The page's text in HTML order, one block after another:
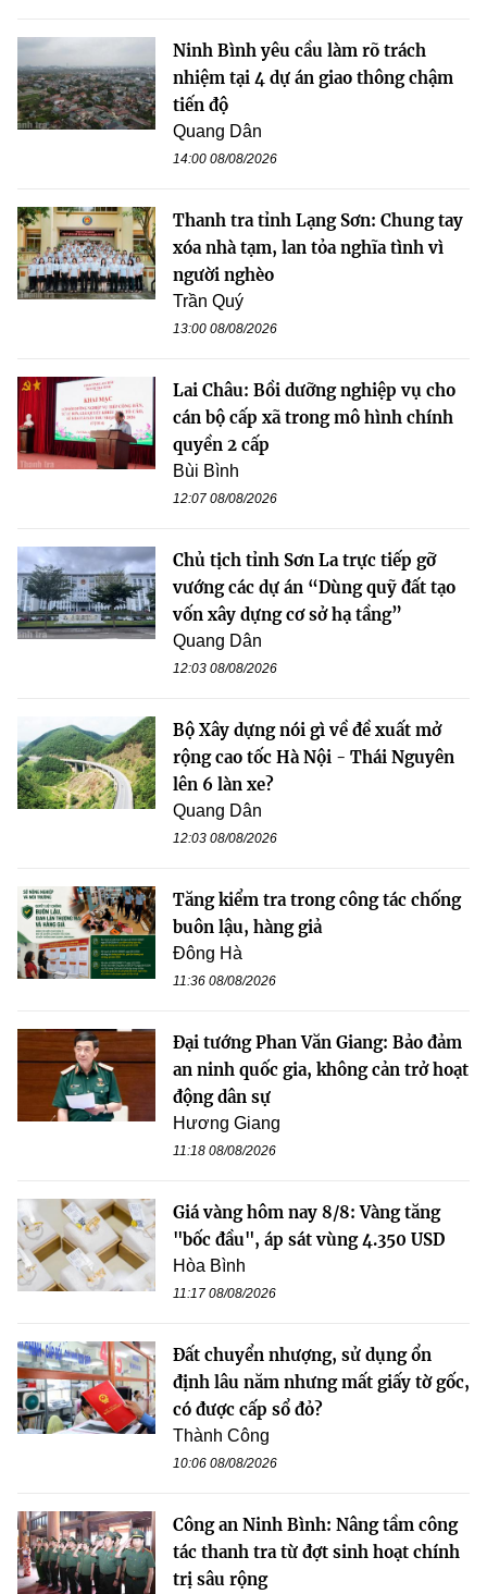
Ninh Bình yêu cầu làm rõ trách
nhiệm tại 4 dự án giao thông chậm
tiến độ
Quang Dân
14:00 08/08/2026
Thanh tra tỉnh Lạng Sơn: Chung tay
xóa nhà tạm, lan tỏa nghĩa tình vì
người nghèo
Trần Quý
13:00 08/08/2026
Lai Châu: Bồi dưỡng nghiệp vụ cho
cán bộ cấp xã trong mô hình chính
quyền 2 cấp
Bùi Bình
12:07 08/08/2026
Chủ tịch tỉnh Sơn La trực tiếp gỡ
vướng các dự án “Dùng quỹ đất tạo
vốn xây dựng cơ sở hạ tầng”
Quang Dân
12:03 08/08/2026
Bộ Xây dựng nói gì về đề xuất mở
rộng cao tốc Hà Nội - Thái Nguyên
lên 6 làn xe?
Quang Dân
12:03 08/08/2026
Tăng kiểm tra trong công tác chống
buôn lậu, hàng giả
Đông Hà
11:36 08/08/2026
Đại tướng Phan Văn Giang: Bảo đảm
an ninh quốc gia, không cản trở hoạt
động dân sự
Hương Giang
11:18 08/08/2026
Giá vàng hôm nay 8/8: Vàng tăng
"bốc đầu", áp sát vùng 4.350 USD
Hòa Bình
11:17 08/08/2026
Đất chuyển nhượng, sử dụng ổn
định lâu năm nhưng mất giấy tờ gốc,
có được cấp sổ đỏ?
Thành Công
10:06 08/08/2026
Công an Ninh Bình: Nâng tầm công
tác thanh tra từ đợt sinh hoạt chính
trị sâu rộng